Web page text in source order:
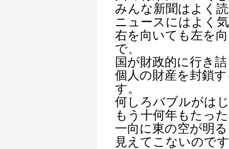
みんな新聞はよく
ニュースにはよく
右を向いても左を
で、
国が財政的に行き
個人の財産を封鎖
す。
何しろバブルがは
もう十何年もたっ
一向に東の空が明
見えてこないので